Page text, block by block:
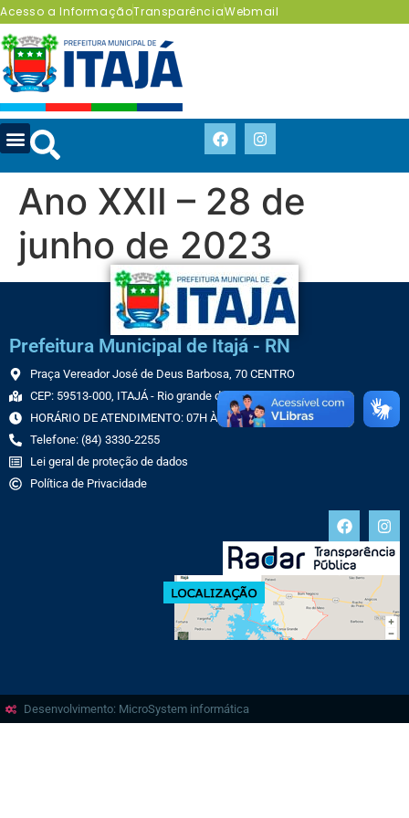
Acesso a InformaçãoTransparênciaWebmail
Ano XXII – 28 de
junho de 2023
Prefeitura Municipal de Itajá - RN
Praça Vereador José de Deus Barbosa, 70 CENTRO
CEP: 59513-000, ITAJÁ - Rio grande do Norte
HORÁRIO DE ATENDIMENTO: 07H ÀS 13H
Telefone: (84) 3330-2255
Lei geral de proteção de dados
Política de Privacidade
Desenvolvimento: MicroSystem informática